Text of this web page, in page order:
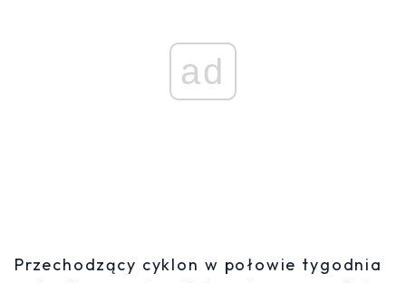
ad
Przechodzący cyklon w połowie tygodnia